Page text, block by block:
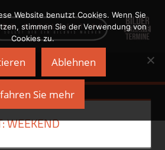
NADELWELT
WEEKEND
Website benutzt Cookies. Wenn Sie
stimmen Sie der Verwendung von
Cookies zu.
Ablehnen
Sie mehr